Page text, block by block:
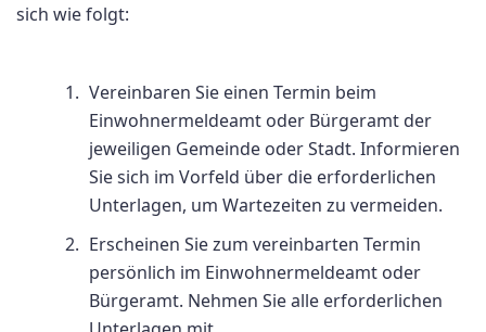
sich wie folgt:
Vereinbaren Sie einen Termin beim
Einwohnermeldeamt oder Bürgeramt der
jeweiligen Gemeinde oder Stadt. Informieren
Sie sich im Vorfeld über die erforderlichen
Unterlagen, um Wartezeiten zu vermeiden.
Erscheinen Sie zum vereinbarten Termin
persönlich im Einwohnermeldeamt oder
Bürgeramt. Nehmen Sie alle erforderlichen